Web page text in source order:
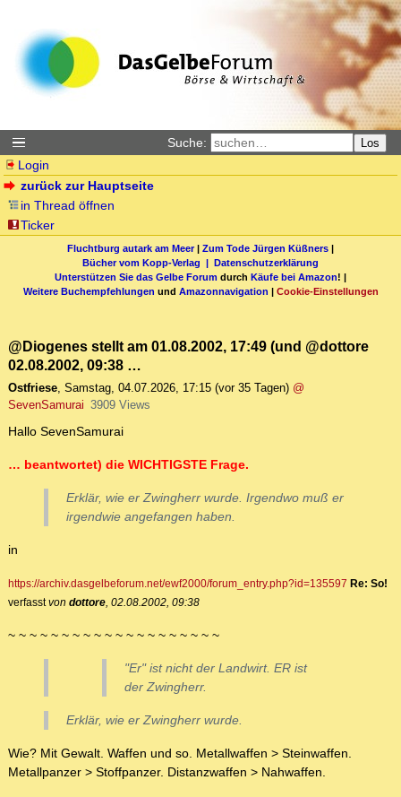
Suche: Los
Login
zurück zur Hauptseite
in Thread öffnen
Ticker
Fluchtburg autark am Meer| Zum Tode Jürgen Küßners |
Bücher vom Kopp-Verlag | Datenschutzerklärung
Unterstützen Sie das Gelbe Forum durch Käufe bei Amazon! |
Weitere Buchempfehlungen und Amazonnavigation | Cookie-Einstellungen
@Diogenes stellt am 01.08.2002, 17:49 (und @dottore
02.08.2002, 09:38 …
Ostfriese, Samstag, 04.07.2026, 17:15 (vor 35 Tagen) @
SevenSamurai 3909 Views
Hallo SevenSamurai
… beantwortet) die WICHTIGSTE Frage.
Erklär, wie er Zwingherr wurde. Irgendwo muß er
irgendwie angefangen haben.
in
https://archiv.dasgelbeforum.net/ewf2000/forum_entry.php?id=135597 Re: So!
verfasstvon dottore , 02.08.2002, 09:38
~ ~ ~ ~ ~ ~ ~ ~ ~ ~ ~ ~ ~ ~ ~ ~ ~ ~ ~ ~
"Er" ist nicht der Landwirt. ER ist
der Zwingherr.
Erklär, wie er Zwingherr wurde.
Wie? Mit Gewalt. Waffen und so. Metallwaffen > Steinwaffen.
Metallpanzer > Stoffpanzer. Distanzwaffen > Nahwaffen.